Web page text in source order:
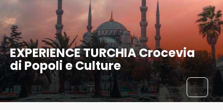
EXPERIENCE TURCHIA Crocevia
di Popoli e Culture